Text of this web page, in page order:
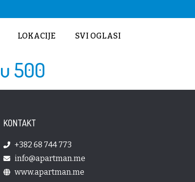
LOKACIJE SVI OGLASI
500
KONTAKT
+382 68 744 773
info@apartman.me
www.apartman.me